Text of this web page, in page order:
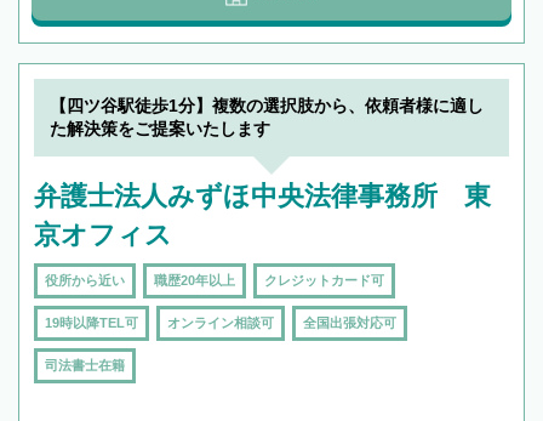
【四ツ谷駅徒歩1分】複数の選択肢から、依頼者様に適し
た解決策をご提案いたします
弁護士法人みずほ中央法律事務所 東
京オフィス
役所から近い 職歴20年以上 クレジットカード可
19時以降TEL可 オンライン相談可 全国出張対応可
司法書士在籍